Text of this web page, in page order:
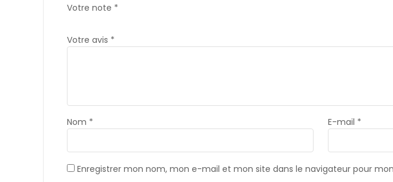
Votre note *
Votre avis *
Nom * E-mail *
Enregistrer mon nom, mon e-mail et mon site dans le navigateur pour